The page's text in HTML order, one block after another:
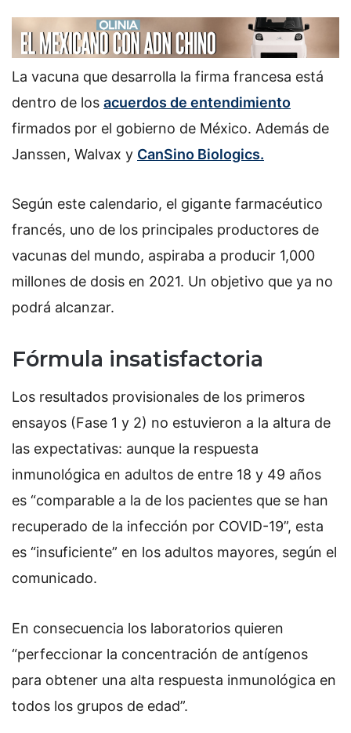
La vacuna que desarrolla la firma francesa está
dentro de los acuerdos de entendimiento
firmados por el gobierno de México. Además de
Janssen, Walvax y CanSino Biologics.
Según este calendario, el gigante farmacéutico
francés, uno de los principales productores de
vacunas del mundo, aspiraba a producir 1,000
millones de dosis en 2021. Un objetivo que ya no
podrá alcanzar.
Fórmula insatisfactoria
Los resultados provisionales de los primeros
ensayos (Fase 1 y 2) no estuvieron a la altura de
las expectativas: aunque la respuesta
inmunológica en adultos de entre 18 y 49 años
es “comparable a la de los pacientes que se han
recuperado de la infección por COVID-19”, esta
es “insuficiente” en los adultos mayores, según el
comunicado.
En consecuencia los laboratorios quieren
“perfeccionar la concentración de antígenos
para obtener una alta respuesta inmunológica en
todos los grupos de edad”.